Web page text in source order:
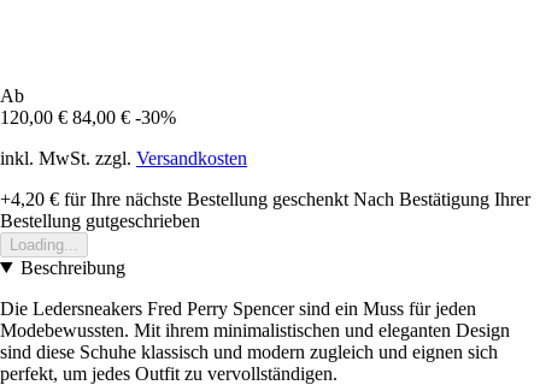
Ab
120,00 € 84,00 € -30%
inkl. MwSt. zzgl. Versandkosten
+4,20 € für Ihre nächste Bestellung geschenkt Nach Bestätigung Ihrer
Bestellung gutgeschrieben
Loading...
Beschreibung
Die Ledersneakers Fred Perry Spencer sind ein Muss für jeden
Modebewussten. Mit ihrem minimalistischen und eleganten Design
sind diese Schuhe klassisch und modern zugleich und eignen sich
perfekt, um jedes Outfit zu vervollständigen.